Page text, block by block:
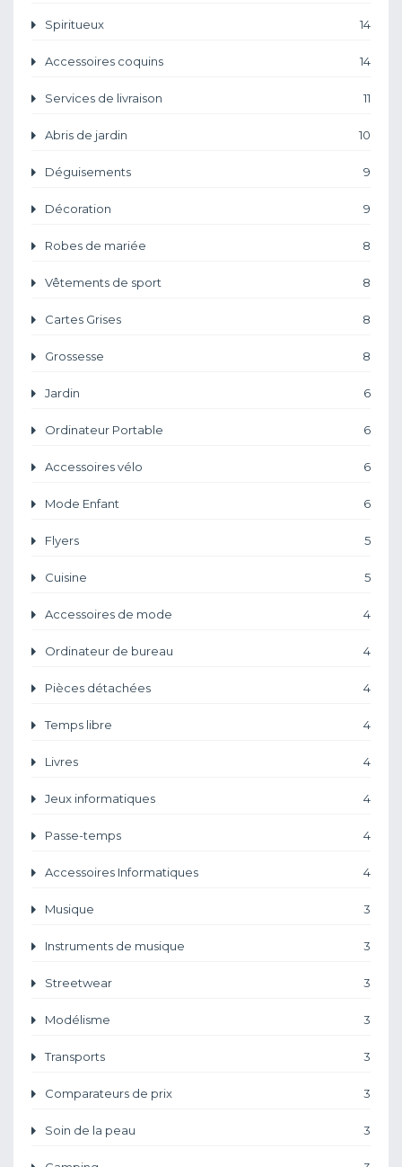
Spiritueux 14
Accessoires coquins 14
Services de livraison 11
Abris de jardin 10
Déguisements 9
Décoration 9
Robes de mariée 8
Vêtements de sport 8
Cartes Grises 8
Grossesse 8
Jardin 6
Ordinateur Portable 6
Accessoires vélo 6
Mode Enfant 6
Flyers 5
Cuisine 5
Accessoires de mode 4
Ordinateur de bureau 4
Pièces détachées 4
Temps libre 4
Livres 4
Jeux informatiques 4
Passe-temps 4
Accessoires Informatiques 4
Musique 3
Instruments de musique 3
Streetwear 3
Modélisme 3
Transports 3
Comparateurs de prix 3
Soin de la peau 3